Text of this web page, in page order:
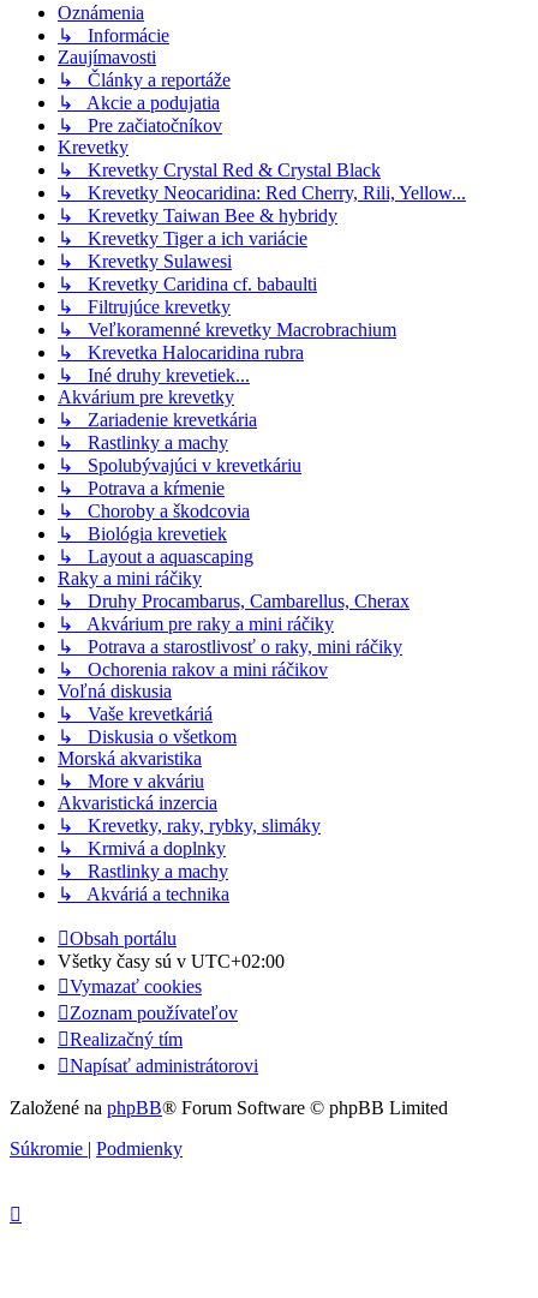
Oznámenia
↳ Informácie
Zaujímavosti
↳ Články a reportáže
↳ Akcie a podujatia
↳ Pre začiatočníkov
Krevetky
↳ Krevetky Crystal Red & Crystal Black
↳ Krevetky Neocaridina: Red Cherry, Rili, Yellow...
↳ Krevetky Taiwan Bee & hybridy
↳ Krevetky Tiger a ich variácie
↳ Krevetky Sulawesi
↳ Krevetky Caridina cf. babaulti
↳ Filtrujúce krevetky
↳ Veľkoramenné krevetky Macrobrachium
↳ Krevetka Halocaridina rubra
↳ Iné druhy krevetiek...
Akvárium pre krevetky
↳ Zariadenie krevetkária
↳ Rastlinky a machy
↳ Spolubývajúci v krevetkáriu
↳ Potrava a kŕmenie
↳ Choroby a škodcovia
↳ Biológia krevetiek
↳ Layout a aquascaping
Raky a mini ráčiky
↳ Druhy Procambarus, Cambarellus, Cherax
↳ Akvárium pre raky a mini ráčiky
↳ Potrava a starostlivosť o raky, mini ráčiky
↳ Ochorenia rakov a mini ráčikov
Voľná diskusia
↳ Vaše krevetkáriá
↳ Diskusia o všetkom
Morská akvaristika
↳ More v akváriu
Akvaristická inzercia
↳ Krevetky, raky, rybky, slimáky
↳ Krmivá a doplnky
↳ Rastlinky a machy
↳ Akváriá a technika
Obsah portálu
Všetky časy sú v UTC+02:00
Vymazať cookies
Zoznam používateľov
Realizačný tím
Napísať administrátorovi
Založené na phpBB® Forum Software © phpBB Limited
Súkromie | Podmienky